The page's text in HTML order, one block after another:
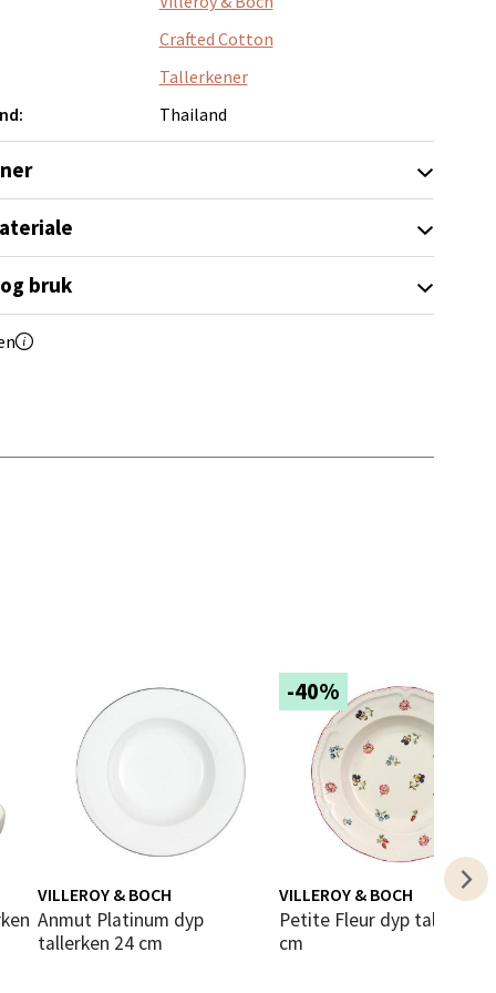
Crafted Cotton
Tallerkener
Thailand
bruk
VILLEROY & BOCH
Anmut Platinum dyp
tallerken 24 cm
-40%
VILLEROY & BOCH
Petite Fleur dyp tallerken 23
cm